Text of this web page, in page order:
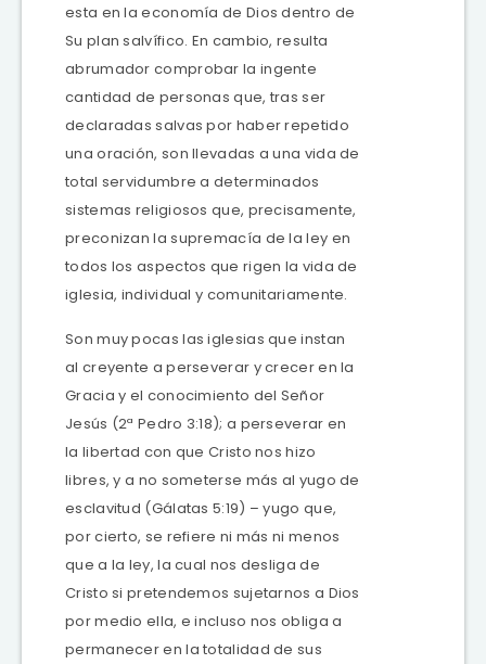
esta en la economía de Dios dentro de
Su plan salvífico. En cambio, resulta
abrumador comprobar la ingente
cantidad de personas que, tras ser
declaradas salvas por haber repetido
una oración, son llevadas a una vida de
total servidumbre a determinados
sistemas religiosos que, precisamente,
preconizan la supremacía de la ley en
todos los aspectos que rigen la vida de
iglesia, individual y comunitariamente.
Son muy pocas las iglesias que instan
al creyente a perseverar y crecer en la
Gracia y el conocimiento del Señor
Jesús (2ª Pedro 3:18); a perseverar en
la libertad con que Cristo nos hizo
libres, y a no someterse más al yugo de
esclavitud (Gálatas 5:19) – yugo que,
por cierto, se refiere ni más ni menos
que a la ley, la cual nos desliga de
Cristo si pretendemos sujetarnos a Dios
por medio ella, e incluso nos obliga a
permanecer en la totalidad de sus